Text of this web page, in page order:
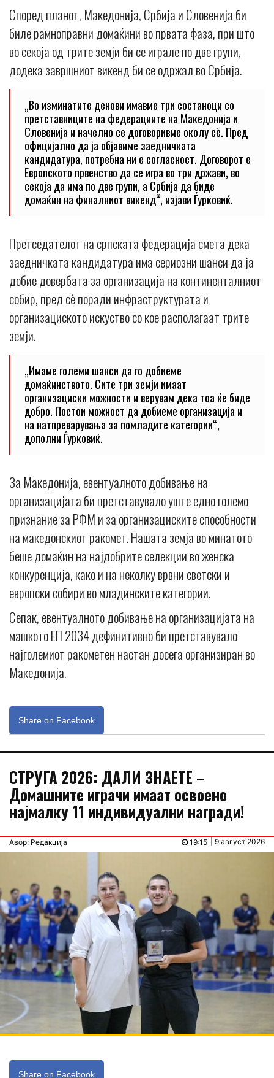
Според планот, Македонија, Србија и Словенија би
биле рамноправни домаќини во првата фаза, при што
во секоја од трите земји би се играле по две групи,
додека завршниот викенд би се одржал во Србија.
„Во изминатите денови имавме три состаноци со
претставниците на федерациите на Македонија и
Словенија и начелно се договоривме околу сè. Пред
официјално да ја објавиме заедничката
кандидатура, потребна ни е согласност. Договорот е
Европското првенство да се игра во три држави, во
секоја да има по две групи, а Србија да биде
домаќин на финалниот викенд“, изјави Ѓурковиќ.
Претседателот на српската федерација смета дека
заедничката кандидатура има сериозни шанси да ја
добие довербата за организација на континенталниот
собир, пред сè поради инфраструктурата и
организациското искуство со кое располагаат трите
земји.
„Имаме големи шанси да го добиеме
домаќинството. Сите три земји имаат
организациски можности и верувам дека тоа ќе биде
добро. Постои можност да добиеме организација и
на натпреварувања за помладите категории“,
дополни Ѓурковиќ.
За Македонија, евентуалното добивање на
организацијата би претставувало уште едно големо
признание за РФМ и за организациските способности
на македонскиот ракомет. Нашата земја во минатото
беше домаќин на најдобрите селекции во женска
конкуренција, како и на неколку врвни светски и
европски собири во младинските категории.
Сепак, евентуалното добивање на организацијата на
машкото ЕП 2034 дефинитивно би претставувало
најголемиот ракометен настан досега организиран во
Македонија.
Share on Facebook
СТРУГА 2026: ДАЛИ ЗНАЕТЕ –
Домашните играчи имаат освоено
најмалку 11 индивидуални награди!
Авор: Редакција | 9 август 2026
19:15
Share on Facebook